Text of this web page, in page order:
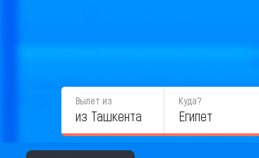
Вылет из
из Ташкента
Куда?